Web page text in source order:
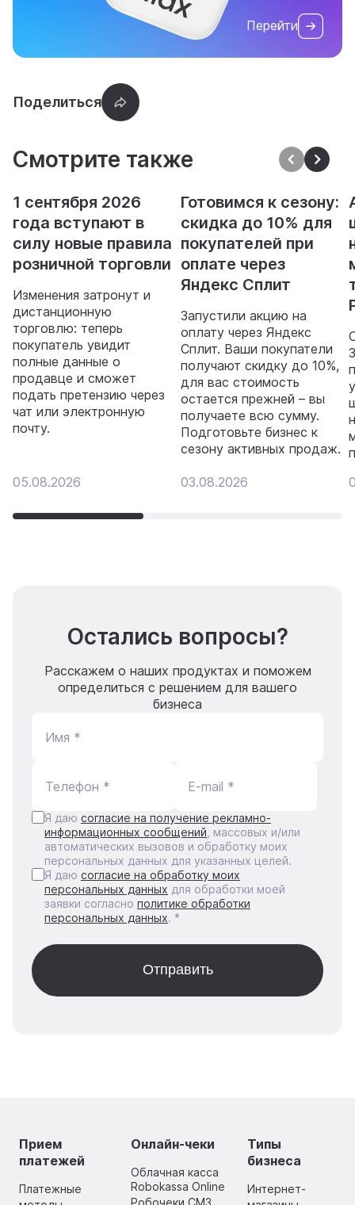
Перейти
Смотрите также
1 сентября 2026
года вступают в
силу новые правила
розничной торговли
Изменения затронут и
дистанционную
торговлю: теперь
покупатель увидит
полные данные о
продавце и сможет
подать претензию через
чат или электронную
почту.
05.08.2026
Готовимся к сезону:
скидка до 10% для
покупателей при
оплате через
Яндекс Сплит
Запустили акцию на
оплату через Яндекс
Сплит. Ваши покупатели
получают скидку до 10%,
для вас стоимость
остается прежней – вы
получаете всю сумму.
Подготовьте бизнес к
сезону активных продаж.
03.08.2026
Остались вопросы?
Расскажем о наших продуктах и поможем
определиться с решением для вашего
бизнеса
Имя *
Телефон * E-mail *
Я даю согласие на получение рекламно-
информационных сообщений , массовых и/или
автоматических вызовов и обработку моих
персональных данных для указанных целей.
Я даю согласие на обработку моих
персональных данных для обработки моей
заявки согласно политике обработки
персональных данных. *
Прием
платежей
Платежные
Онлайн-чеки
Облачная касса
Robokassa Online
Робочеки СМЗ
Типы
бизнеса
Интернет-